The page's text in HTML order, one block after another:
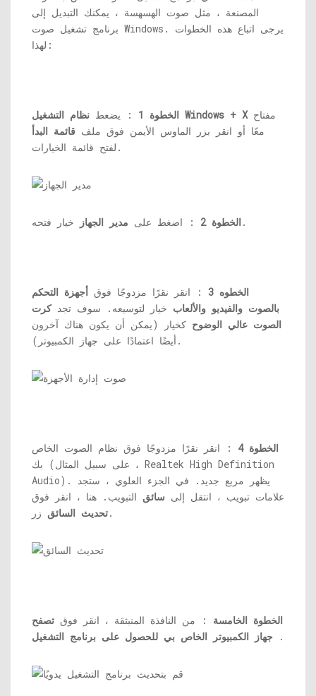
المصنعة ، مثل صوت الهسهسة ، يمكنك التبديل إلى
برنامج تشغيل صوت Windows. يرجى اتباع هذه الخطوات
لهذا:
الخطوة 1 : يضعط نظام التشغيل Windows + Xمفتاح
معًا أو انقر بزر الماوس الأيمن فوق ملف قائمة البدأ
لفتح قائمة الخيارات.
الخطوة 2 : اضغط على مدير الجهاز خيار فتحه.
الخطوه 3 : انقر نقرًا مزدوجًا فوق أجهزة التحكم
بالصوت والفيديو والألعاب خيار لتوسيعه. سوف تجدكرت
الصوت عالي الوضوح كخيار (يمكن أن يكون هناك آخرون
أيضًا اعتمادًا على جهاز الكمبيوتر).
الخطوة 4
: انقر نقرًا مزدوجًا فوق نظام الصوت الخاص
بك (على سبيل المثال ، Realtek High Definition
Audio). يظهر مربع جديد. في الجزء العلوي ، ستجد
علامات تبويب ، انتقل إلى سائق التبويب. هنا ، انقر فوق
تحديث السائقزر.
الخطوة الخامسة : من النافذة المنبثقة ، انقر فوق تصفح
جهاز الكمبيوتر الخاص بي للحصول على برنامج التشغيل .